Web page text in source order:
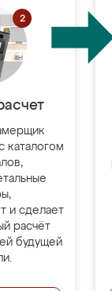
каталогом
и сделает
расчёт
будущей